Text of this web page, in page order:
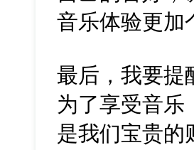
音乐体验更加
最后，我要提
为了享受音乐
是我们宝贵的